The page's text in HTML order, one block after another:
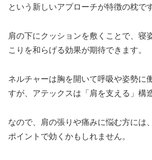
という新しいアプローチが特徴の枕です
肩の下にクッションを敷くことで、寝
こりを和らげる効果が期待できます。
ネルチャーは胸を開いて呼吸や姿勢に
すが、アテックスは「肩を支える」構
なので、肩の張りや痛みに悩む方には
ポイントで効くかもしれません。